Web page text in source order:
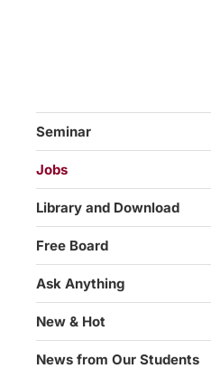
Seminar
Jobs
Library and Download
Free Board
Ask Anything
New & Hot
News from Our Students